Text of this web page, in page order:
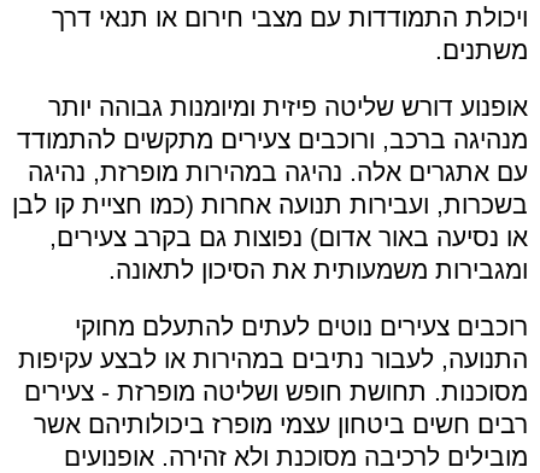
ויכולת התמודדות עם מצבי חירום או תנאי דרך
משתנים.
אופנוע דורש שליטה פיזית ומיומנות גבוהה יותר
מנהיגה ברכב, ורוכבים צעירים מתקשים להתמודד
עם אתגרים אלה. נהיגה במהירות מופרזת, נהיגה
בשכרות, ועבירות תנועה אחרות (כמו חציית קו לבן
או נסיעה באור אדום) נפוצות גם בקרב צעירים,
ומגבירות משמעותית את הסיכון לתאונה.
רוכבים צעירים נוטים לעתים להתעלם מחוקי
התנועה, לעבור נתיבים במהירות או לבצע עקיפות
מסוכנות. תחושת חופש ושליטה מופרזת - צעירים
רבים חשים ביטחון עצמי מופרז ביכולותיהם אשר
מובילים לרכיבה מסוכנת ולא זהירה. אופנועים